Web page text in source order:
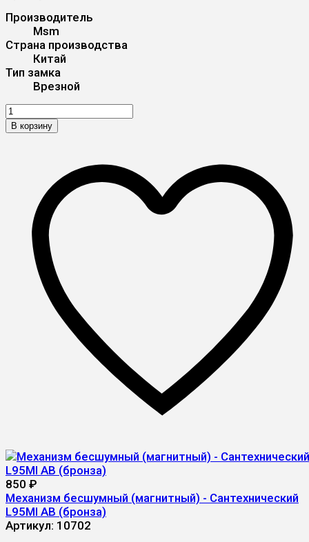
Производитель
Msm
Страна производства
Китай
Тип замка
Врезной
В корзину
850 ₽
Механизм бесшумный (магнитный) - Сантехнический
L95MI AB (бронза)
Артикул: 10702